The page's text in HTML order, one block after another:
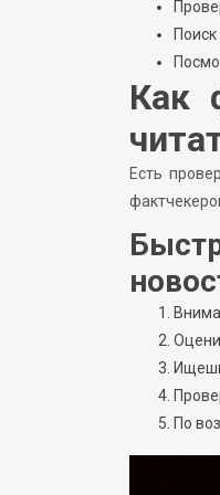
Как
Есть
По